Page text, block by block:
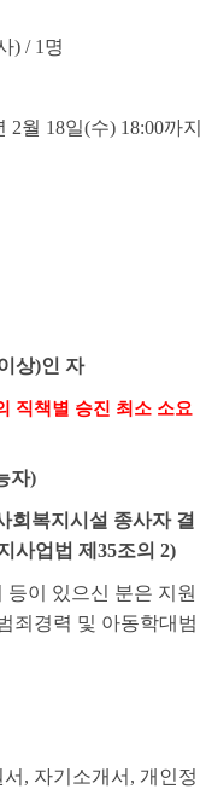
) / 1 명
2월 18일(수) 18:00까지
상)인 자
직책별 승진 최소 소요
자)
회복지시설 종사자 결
사업법 제35조의2)
등이 있으신 분은 지원
죄경력 및 아동학대범
, 자기소개서 , 개인정